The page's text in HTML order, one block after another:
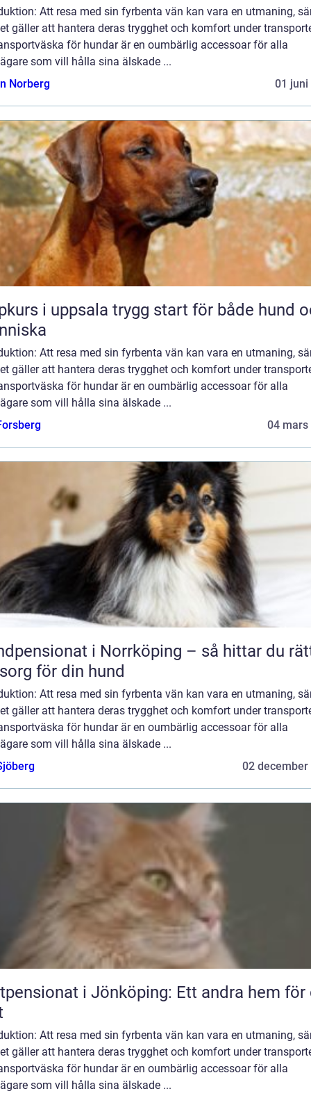
Att resa med sin fyrbenta vän kan vara en utmaning,
gäller att hantera deras trygghet och komfort under
för hundar är en oumbärlig accessoar för alla
som vill hålla sina älskade ...
Norberg
01 juni
uppsala trygg start för både hund och
Att resa med sin fyrbenta vän kan vara en utmaning,
gäller att hantera deras trygghet och komfort under
för hundar är en oumbärlig accessoar för alla
som vill hålla sina älskade ...
04 mars
i Norrköping – så hittar du
för din hund
Att resa med sin fyrbenta vän kan vara en utmaning,
gäller att hantera deras trygghet och komfort under
för hundar är en oumbärlig accessoar för alla
som vill hålla sina älskade ...
02 december
i Jönköping: Ett andra hem för
Att resa med sin fyrbenta vän kan vara en utmaning,
gäller att hantera deras trygghet och komfort under
för hundar är en oumbärlig accessoar för alla
som vill hålla sina älskade ...